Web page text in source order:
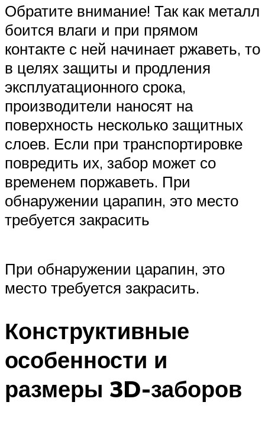
Обратите внимание! Так как металл
боится влаги и при прямом
контакте с ней начинает ржаветь, то
в целях защиты и продления
эксплуатационного срока,
производители наносят на
поверхность несколько защитных
слоев. Если при транспортировке
повредить их, забор может со
временем поржаветь. При
обнаружении царапин, это место
требуется закрасить
При обнаружении царапин, это
место требуется закрасить.
Конструктивные
особенности и
размеры 3D-заборов